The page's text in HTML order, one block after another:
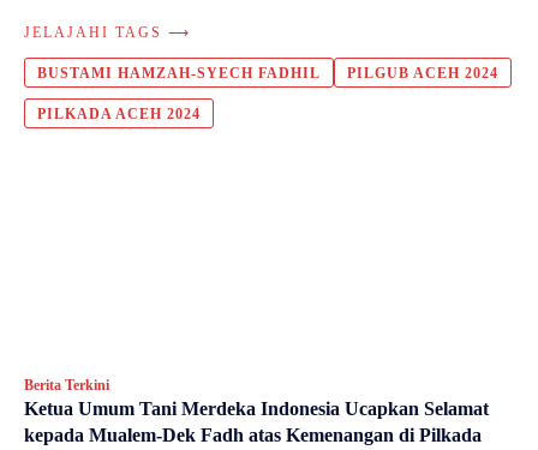
JELAJAHI TAGS ⟶
BUSTAMI HAMZAH-SYECH FADHIL PILGUB ACEH 2024
PILKADA ACEH 2024
Berita Terkini
Ketua Umum Tani Merdeka Indonesia Ucapkan Selamat
kepada Mualem-Dek Fadh atas Kemenangan di Pilkada